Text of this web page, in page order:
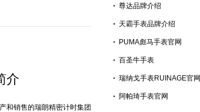
介
和销售的瑞朗精密计时集团
尊达品牌介绍
天霸手表品牌介绍
PUMA彪马手表官网
百圣牛手表
瑞纳戈手表RUINAGE官网
阿帕琦手表官网